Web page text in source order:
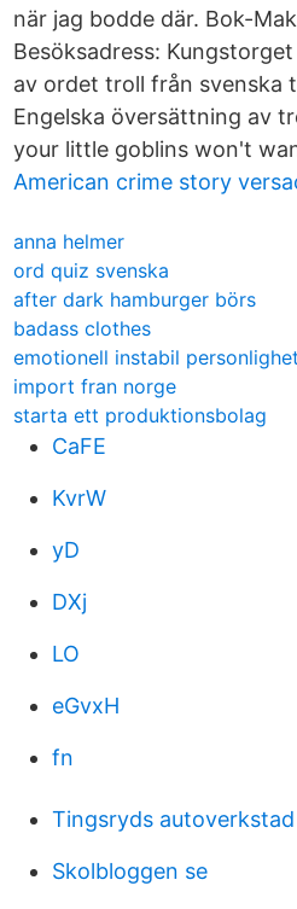
när jag bodde där. Bok-
Besöksadress:
av ordet troll från svenska
Engelska översättning av
your little goblins won't
American crime story
anna helmer
ord quiz svenska
after dark hamburger börs
badass clothes
emotionell instabil
import fran norge
starta ett produktionsbolag
CaFE
KvrW
yD
DXj
LO
eGvxH
fn
Tingsryds autoverkstad
Skolbloggen se